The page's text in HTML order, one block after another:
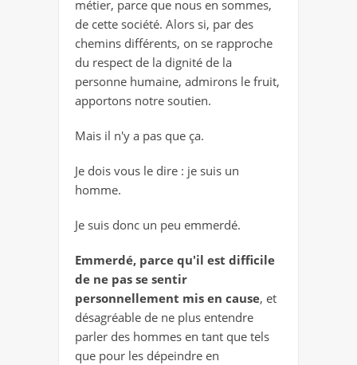
métier, parce que nous en sommes,
de cette société. Alors si, par des
chemins différents, on se rapproche
du respect de la dignité de la
personne humaine, admirons le fruit,
apportons notre soutien.
Mais il n'y a pas que ça.
Je dois vous le dire : je suis un
homme.
Je suis donc un peu emmerdé.
Emmerdé, parce qu'il est difficile
de ne pas se sentir
personnellement mis en cause, et
désagréable de ne plus entendre
parler des hommes en tant que tels
que pour les dépeindre en